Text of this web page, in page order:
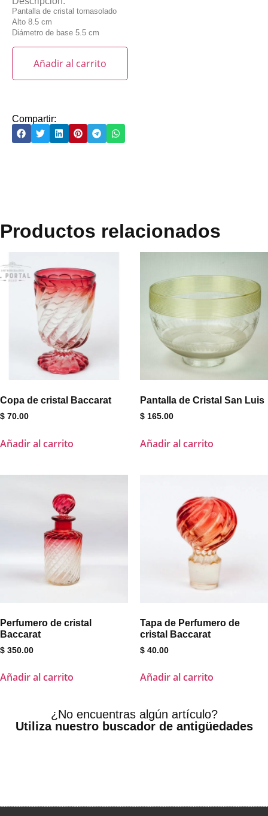
Pantalla de cristal tornasolado
Alto 8.5 cm
Diámetro de base 5.5 cm
Añadir al carrito
Compartir:
Productos relacionados
Copa de cristal Baccarat
$ 70.00
Añadir al carrito
Pantalla de Cristal San Luis
$ 165.00
Añadir al carrito
Perfumero de cristal
Baccarat
$ 350.00
Añadir al carrito
Tapa de Perfumero de
cristal Baccarat
$ 40.00
Añadir al carrito
¿No encuentras algún artículo?
Utiliza nuestro buscador de antigüedades